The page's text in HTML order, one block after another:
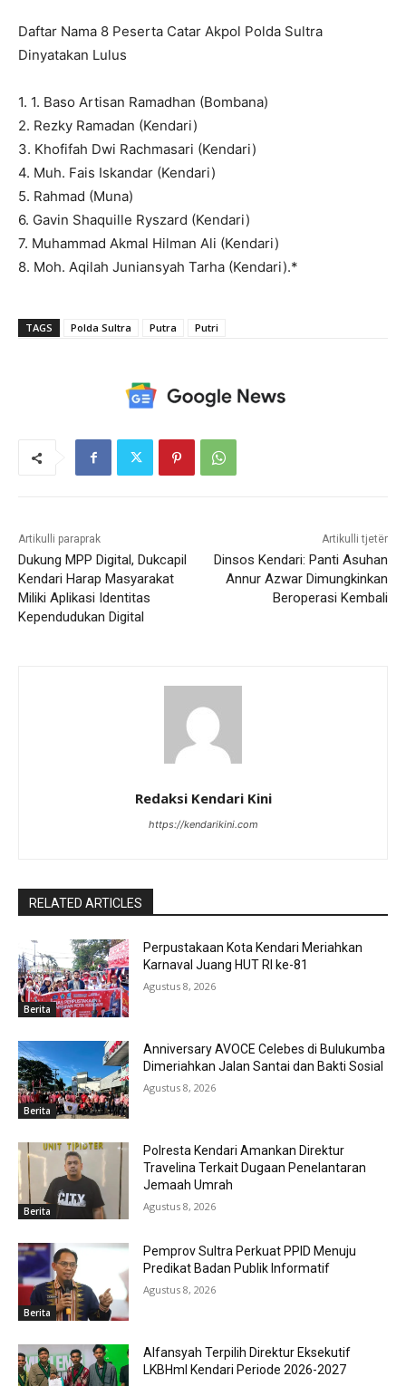
Daftar Nama 8 Peserta Catar Akpol Polda Sultra
Dinyatakan Lulus
1. 1. Baso Artisan Ramadhan (Bombana)
2. Rezky Ramadan (Kendari)
3. Khofifah Dwi Rachmasari (Kendari)
4. Muh. Fais Iskandar (Kendari)
5. Rahmad (Muna)
6. Gavin Shaquille Ryszard (Kendari)
7. Muhammad Akmal Hilman Ali (Kendari)
8. Moh. Aqilah Juniansyah Tarha (Kendari).*
TAGS Polda Sultra Putra Putri
Artikulli paraprak
Dukung MPP Digital, Dukcapil
Kendari Harap Masyarakat
Miliki Aplikasi Identitas
Kependudukan Digital
Artikulli tjetër
Dinsos Kendari: Panti Asuhan
Annur Azwar Dimungkinkan
Beroperasi Kembali
Redaksi Kendari Kini
https://kendarikini.com
RELATED ARTICLES
Berita
Perpustakaan Kota Kendari Meriahkan
Karnaval Juang HUT RI ke-81
Agustus 8, 2026
Berita
Anniversary AVOCE Celebes di Bulukumba
Dimeriahkan Jalan Santai dan Bakti Sosial
Agustus 8, 2026
Berita
Polresta Kendari Amankan Direktur
Travelina Terkait Dugaan Penelantaran
Jemaah Umrah
Agustus 8, 2026
Berita
Pemprov Sultra Perkuat PPID Menuju
Predikat Badan Publik Informatif
Agustus 8, 2026
Alfansyah Terpilih Direktur Eksekutif
LKBHmI Kendari Periode 2026-2027